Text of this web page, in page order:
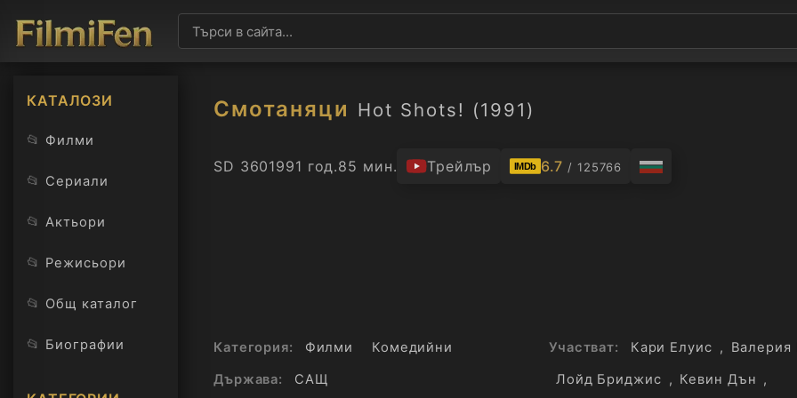
КАТАЛОЗИ
📂 Филми
📂 Сериали
📂 Актьори
📂 Режисьори
📂 Общ каталог
📂 Биографии
Смотаняци Hot Shots! (1991)
SD 3601991 год.85 мин. Трейлър IMDb 6.7 / 125766
Категория: Филми
Комедийни
Държава:
САЩ
Участват: Кари Елуис , Валерия
Лойд Бриджис , Кевин Дън ,